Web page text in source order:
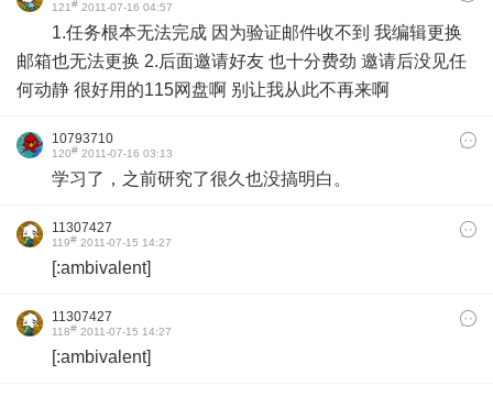
121# 2011-07-16 04:57
1.任务根本无法完成 因为验证邮件收不到 我编辑更换
邮箱也无法更换 2.后面邀请好友 也十分费劲 邀请后没见任
何动静 很好用的115网盘啊 别让我从此不再来啊
10793710
120# 2011-07-16 03:13
学习了，之前研究了很久也没搞明白。
11307427
119# 2011-07-15 14:27
[:ambivalent]
11307427
118# 2011-07-15 14:27
[:ambivalent]